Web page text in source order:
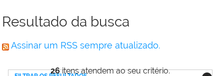
Resultado da busca
Assinar um RSS sempre atualizado.
26itens atendem ao seu critério.